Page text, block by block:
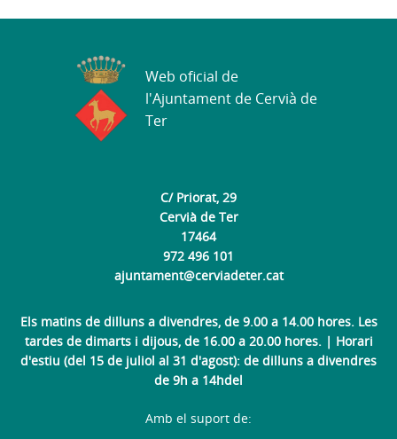
C/ Priorat, 29
Cervià de Ter
17464
972 496 101
ajuntament@cerviadeter.cat
Els matins de dilluns a divendres, de 9.00 a 14.00 hores. Les
tardes de dimarts i dijous, de 16.00 a 20.00 hores. | Horari
d'estiu (del 15 de juliol al 31 d'agost): de dilluns a divendres
de 9h a 14hdel
Web oficial de
l'Ajuntament de Cervià de
Ter
Amb el suport de: